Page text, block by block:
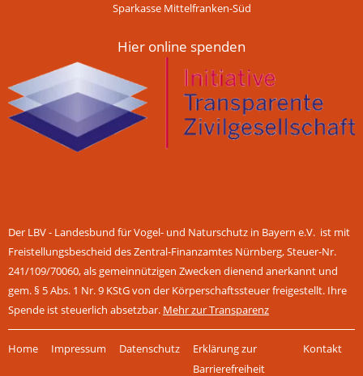
Sparkasse Mittelfranken-Süd
Hier online spenden
Der LBV - Landesbund für Vogel- und Naturschutz in Bayern e.V. ist mit
Freistellungsbescheid des Zentral-Finanzamtes Nürnberg, Steuer-Nr.
241/109/70060, als gemeinnützigen Zwecken dienend anerkannt und
gem. § 5 Abs. 1 Nr. 9 KStG von der Körperschaftssteuer freigestellt. Ihre
Spende ist steuerlich absetzbar. Mehr zur Transparenz
überspringen
Home Impressum Datenschutz
Erklärung zur
Barrierefreiheit
Kontakt